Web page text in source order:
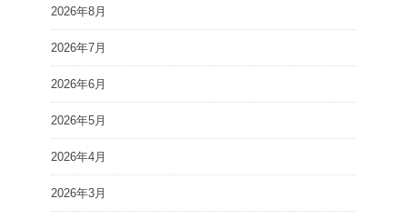
2026年8月
2026年7月
2026年6月
2026年5月
2026年4月
2026年3月